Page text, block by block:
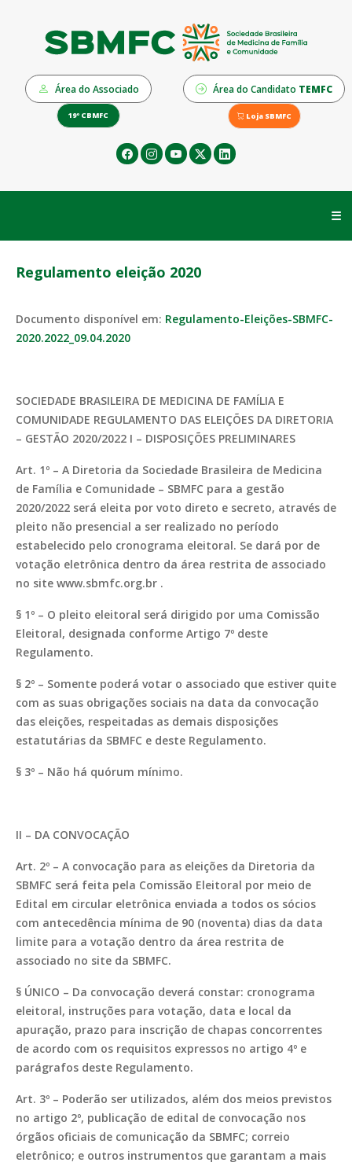
Área do Associado Área do Candidato TEMFC
19º CBMFC Loja SBMFC
☰
Regulamento eleição 2020
Documento disponível em: Regulamento-Eleições-SBMFC-
2020.2022_09.04.2020
SOCIEDADE BRASILEIRA DE MEDICINA DE FAMÍLIA E
COMUNIDADE REGULAMENTO DAS ELEIÇÕES DA DIRETORIA
– GESTÃO 2020/2022 I – DISPOSIÇÕES PRELIMINARES
Art. 1º – A Diretoria da Sociedade Brasileira de Medicina
de Família e Comunidade – SBMFC para a gestão
2020/2022 será eleita por voto direto e secreto, através de
pleito não presencial a ser realizado no período
estabelecido pelo cronograma eleitoral. Se dará por de
votação eletrônica dentro da área restrita de associado
no site www.sbmfc.org.br .
§ 1º – O pleito eleitoral será dirigido por uma Comissão
Eleitoral, designada conforme Artigo 7º deste
Regulamento.
§ 2º – Somente poderá votar o associado que estiver quite
com as suas obrigações sociais na data da convocação
das eleições, respeitadas as demais disposições
estatutárias da SBMFC e deste Regulamento.
§ 3º – Não há quórum mínimo.
II – DA CONVOCAÇÃO
Art. 2º – A convocação para as eleições da Diretoria da
SBMFC será feita pela Comissão Eleitoral por meio de
Edital em circular eletrônica enviada a todos os sócios
com antecedência mínima de 90 (noventa) dias da data
limite para a votação dentro da área restrita de
associado no site da SBMFC.
§ ÚNICO – Da convocação deverá constar: cronograma
eleitoral, instruções para votação, data e local da
apuração, prazo para inscrição de chapas concorrentes
de acordo com os requisitos expressos no artigo 4º e
parágrafos deste Regulamento.
Art. 3º – Poderão ser utilizados, além dos meios previstos
no artigo 2º, publicação de edital de convocação nos
órgãos oficiais de comunicação da SBMFC; correio
eletrônico; e outros instrumentos que garantam a mais